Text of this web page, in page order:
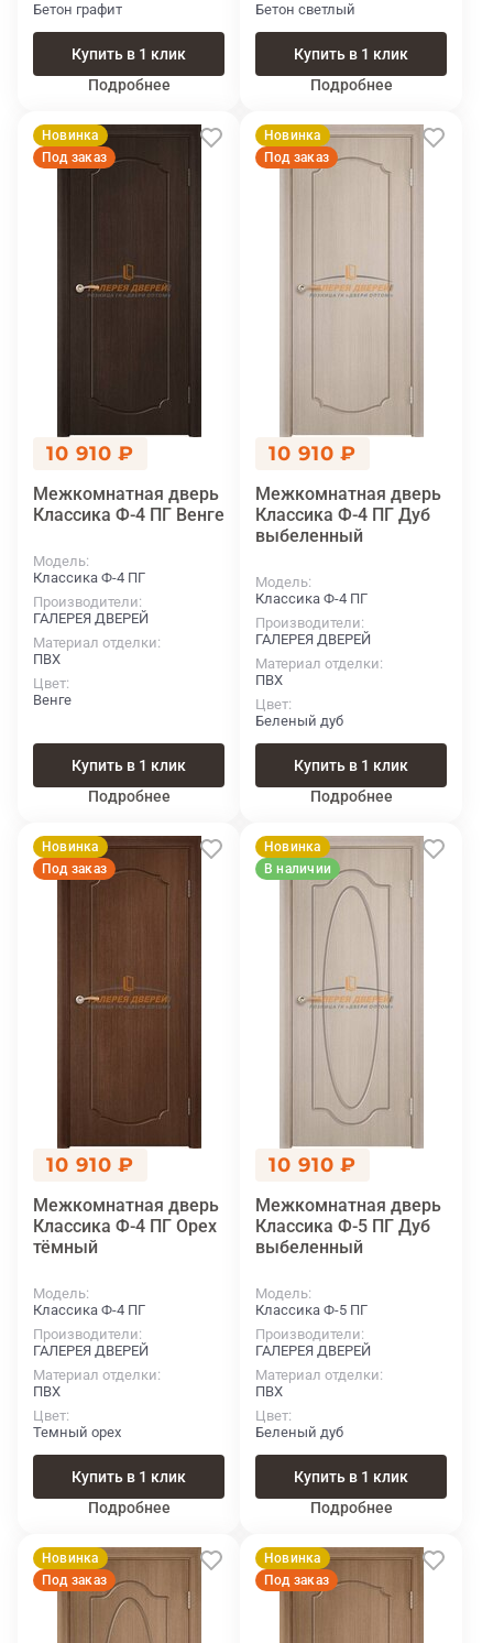
Бетон графит
Купить в 1 клик
Подробнее
Бетон светлый
Купить в 1 клик
Подробнее
Новинка
Под заказ
10 910 ₽
Межкомнатная дверь
Классика Ф-4 ПГ Венге
Модель
Классика Ф-4 ПГ
Производители
ГАЛЕРЕЯ ДВЕРЕЙ
Материал отделки
ПВХ
Цвет
Венге
Купить в 1 клик
Подробнее
Новинка
Под заказ
10 910 ₽
Межкомнатная дверь
Классика Ф-4 ПГ Дуб
выбеленный
Модель
Классика Ф-4 ПГ
Производители
ГАЛЕРЕЯ ДВЕРЕЙ
Материал отделки
ПВХ
Цвет
Беленый дуб
Купить в 1 клик
Подробнее
Новинка
Под заказ
10 910 ₽
Межкомнатная дверь
Классика Ф-4 ПГ Орех
тёмный
Модель
Классика Ф-4 ПГ
Производители
ГАЛЕРЕЯ ДВЕРЕЙ
Материал отделки
ПВХ
Цвет
Темный орех
Купить в 1 клик
Подробнее
Новинка
В наличии
10 910 ₽
Межкомнатная дверь
Классика Ф-5 ПГ Дуб
выбеленный
Модель
Классика Ф-5 ПГ
Производители
ГАЛЕРЕЯ ДВЕРЕЙ
Материал отделки
ПВХ
Цвет
Беленый дуб
Купить в 1 клик
Подробнее
Новинка
Под заказ
Новинка
Под заказ